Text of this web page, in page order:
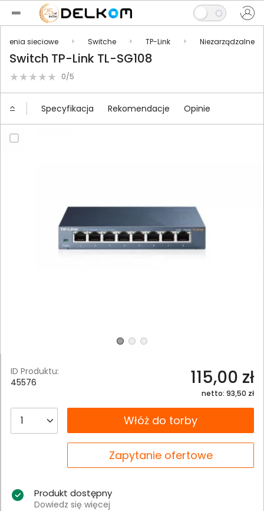
sieciowe Switche TP-Link Niezarządzalne
Switch TP-Link TL-SG108
0/5
Specyfikacja Rekomendacje Opinie
ID Produktu:
45576
115,00 zł
netto: 93,50 zł
__B2C.PRODUCT.QUANTITYWłóż do torby
Zapytanie ofertowe
Produkt dostępny
Dowiedz się więcej